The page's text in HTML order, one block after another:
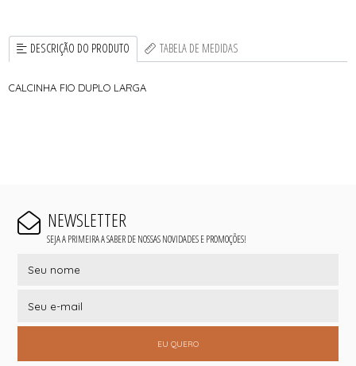
DESCRIÇÃO DO PRODUTO TABELA DE MEDIDAS
CALCINHA FIO DUPLO LARGA
NEWSLETTER
SEJA A PRIMEIRA A SABER DE NOSSAS NOVIDADES E PROMOÇÕES!
EU QUERO